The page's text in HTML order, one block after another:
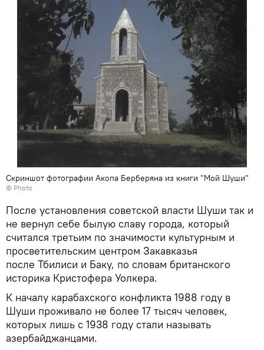
Скриншот фотографии Акопа Берберяна из книги "Мой Шуши"
© Photo
После установления советской власти Шуши так и
не вернул себе былую славу города, который
считался третьим по значимости культурным и
просветительским центром Закавказья
после Тбилиси и Баку, по словам британского
историка Кристофера Уолкера.
К началу карабахского конфликта 1988 году в
Шуши проживало не более 17 тысяч человек,
которых лишь с 1938 году стали называть
азербайджанцами.